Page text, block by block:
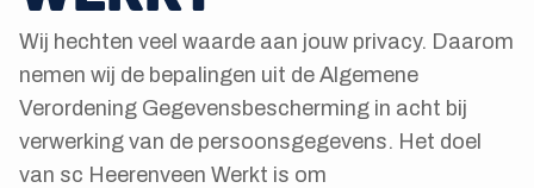
Wij hechten veel waarde aan jouw privacy. Daarom
nemen wij de bepalingen uit de Algemene
Verordening Gegevensbescherming in acht bij
verwerking van de persoonsgegevens. Het doel
van sc Heerenveen Werkt is om